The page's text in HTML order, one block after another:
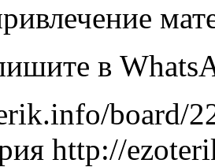
в
board/
http://